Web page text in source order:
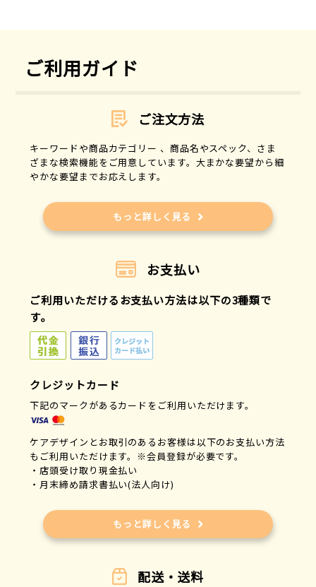
ご利用ガイド
ご注文方法
キーワードや商品カテゴリー 、商品名やスペック、さま
ざまな検索機能をご用意しています。大まかな要望から細
やかな要望までお応えします。
もっと詳しく見る
お支払い
ご利用いただけるお支払い方法は以下の3種類で
す。
クレジットカード
下記のマークがあるカードをご利用いただけます。
ケアデザインとお取引のあるお客様は以下のお支払い方法
もご利用いただけます。※会員登録が必要です。
・店頭受け取り現金払い
・月末締め請求書払い(法人向け)
もっと詳しく見る
配送・送料